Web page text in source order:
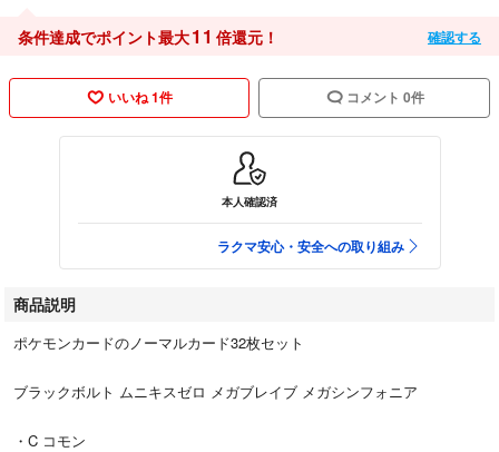
条件達成でポイント最大11 倍還元！ 確認する
いいね 1件 コメント 0件
本人確認済
ラクマ安心・安全への取り組み
商品説明
ポケモンカードのノーマルカード32枚セット
ブラックボルト ムニキスゼロ メガブレイブ メガシンフォニア
・C コモン